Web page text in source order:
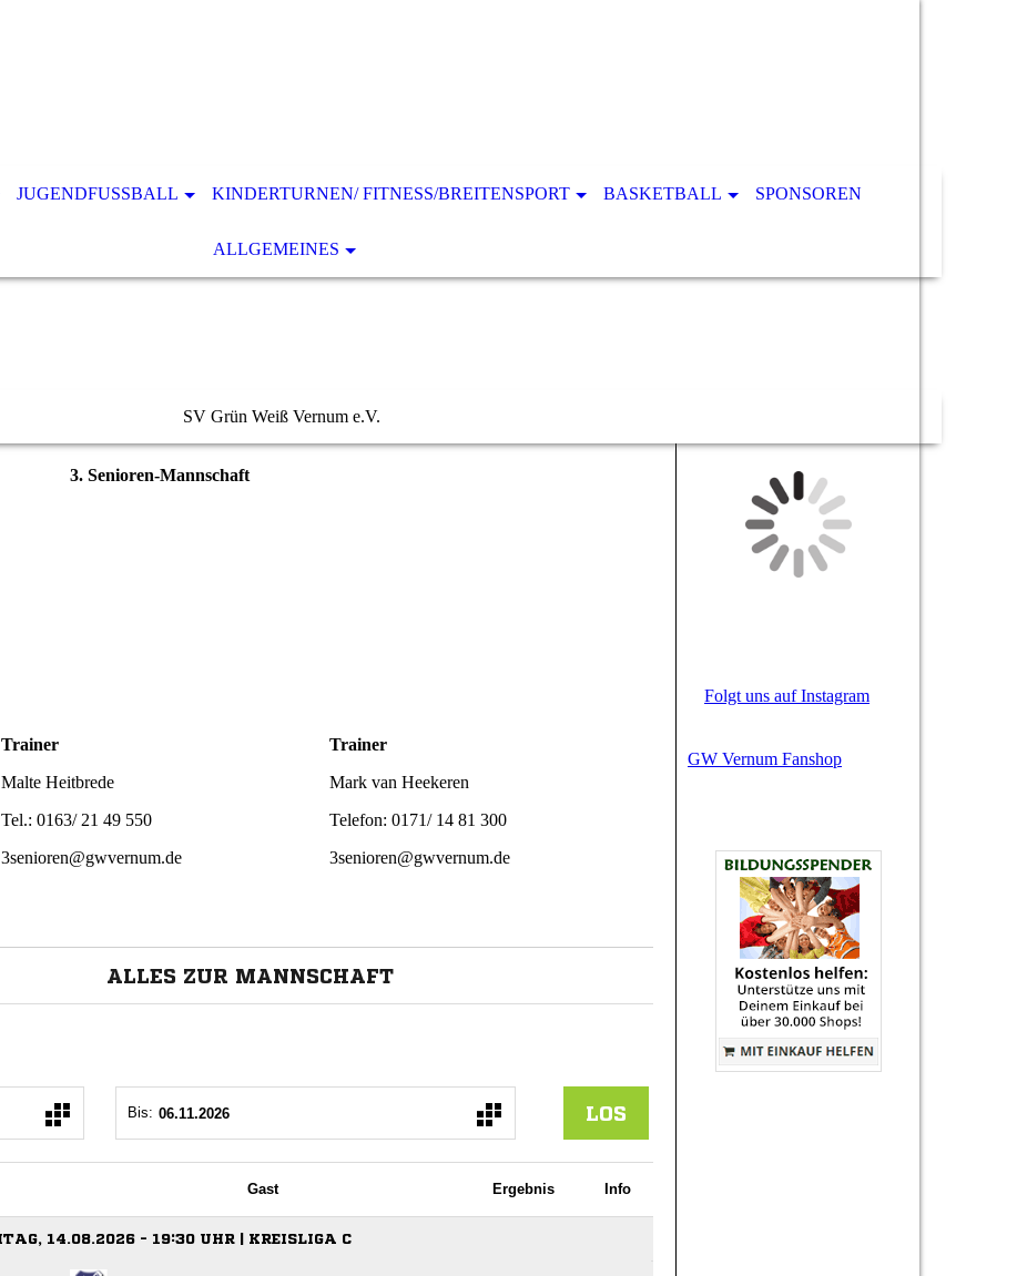
JUGENDFUSSBALL KINDERTURNEN/ FITNESS/BREITENSPORT BASKETBALL SPONSOREN
ALLGEMEINES
SV Grün Weiß Vernum e.V.
3. Senioren-Mannschaft
Trainer
Malte Heitbrede
Tel.: 0163/ 21 49 550
3senioren@gwvernum.de
Trainer
Mark van Heekeren
Telefon: 0171/ 14 81 300
3senioren@gwvernum.de
Folgt uns auf Instagram
GW Vernum Fanshop